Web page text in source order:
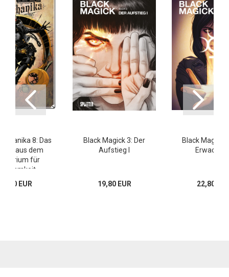
8: Das
aus dem
für
EUR
Black Magick 3: Der
Aufstieg I
19,80 EUR
Black Magick
Erwachen
22,80